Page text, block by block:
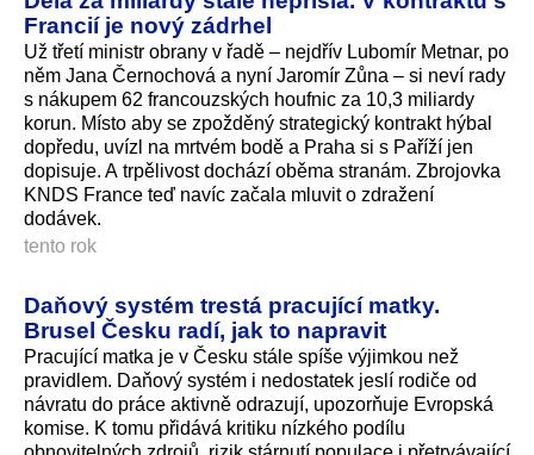
Francií je nový zádrhel
Už třetí ministr obrany v řadě – nejdřív Lubomír Metnar, po
něm Jana Černochová a nyní Jaromír Zůna – si neví rady
s nákupem 62 francouzských houfnic za 10,3 miliardy
korun. Místo aby se zpožděný strategický kontrakt hýbal
dopředu, uvízl na mrtvém bodě a Praha si s Paříží jen
dopisuje. A trpělivost dochází oběma stranám. Zbrojovka
KNDS France teď navíc začala mluvit o zdražení
dodávek.
tento rok
Daňový systém trestá pracující matky.
Brusel Česku radí, jak to napravit
Pracující matka je v Česku stále spíše výjimkou než
pravidlem. Daňový systém i nedostatek jeslí rodiče od
návratu do práce aktivně odrazují, upozorňuje Evropská
komise. K tomu přidává kritiku nízkého podílu